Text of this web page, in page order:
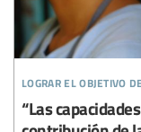
lograr el objetivo
“Las